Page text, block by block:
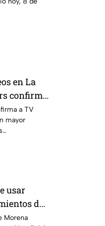
en La
confirma
y
a TV
mayor
usar
de
Morena